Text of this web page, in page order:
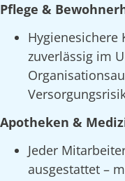
Pflege &
Hygienesichere
zuverlässig im
Apotheken &
Jeder
ausgestattet –